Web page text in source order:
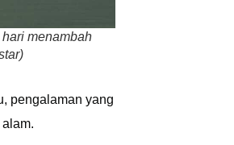
menambah
pengalaman yang